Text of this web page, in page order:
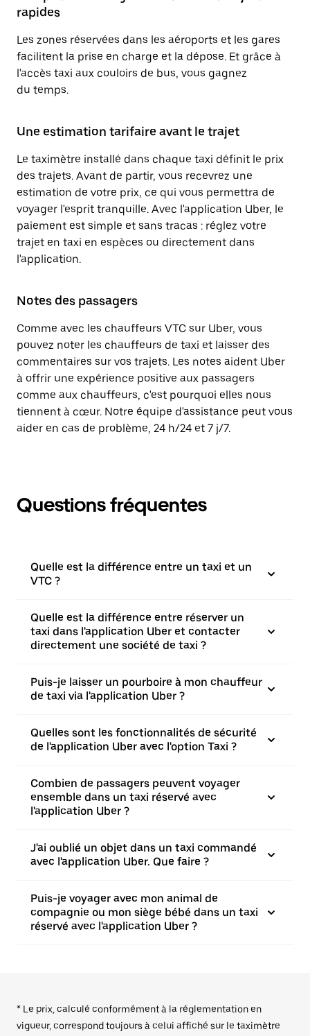
rapides
Les zones réservées dans les aéroports et les gares
facilitent la prise en charge et la dépose. Et grâce à
l'accès taxi aux couloirs de bus, vous gagnez
du temps.
Une estimation tarifaire avant le trajet
Le taximètre installé dans chaque taxi définit le prix
des trajets. Avant de partir, vous recevrez une
estimation de votre prix, ce qui vous permettra de
voyager l'esprit tranquille. Avec l'application Uber, le
paiement est simple et sans tracas : réglez votre
trajet en taxi en espèces ou directement dans
l'application.
Notes des passagers
Comme avec les chauffeurs VTC sur Uber, vous
pouvez noter les chauffeurs de taxi et laisser des
commentaires sur vos trajets. Les notes aident Uber
à offrir une expérience positive aux passagers
comme aux chauffeurs, c'est pourquoi elles nous
tiennent à cœur. Notre équipe d'assistance peut vous
aider en cas de problème, 24 h/24 et 7 j/7.
Questions fréquentes
Quelle est la différence entre un taxi et un
VTC ?
Quelle est la différence entre réserver un
taxi dans l'application Uber et contacter
directement une société de taxi ?
Puis-je laisser un pourboire à mon chauffeur
de taxi via l'application Uber ?
Quelles sont les fonctionnalités de sécurité
de l'application Uber avec l'option Taxi ?
Combien de passagers peuvent voyager
ensemble dans un taxi réservé avec
l'application Uber ?
J'ai oublié un objet dans un taxi commandé
avec l'application Uber. Que faire ?
Puis-je voyager avec mon animal de
compagnie ou mon siège bébé dans un taxi
réservé avec l'application Uber ?
* Le prix, calculé conformément à la réglementation en
vigueur, correspond toujours à celui affiché sur le taximètre